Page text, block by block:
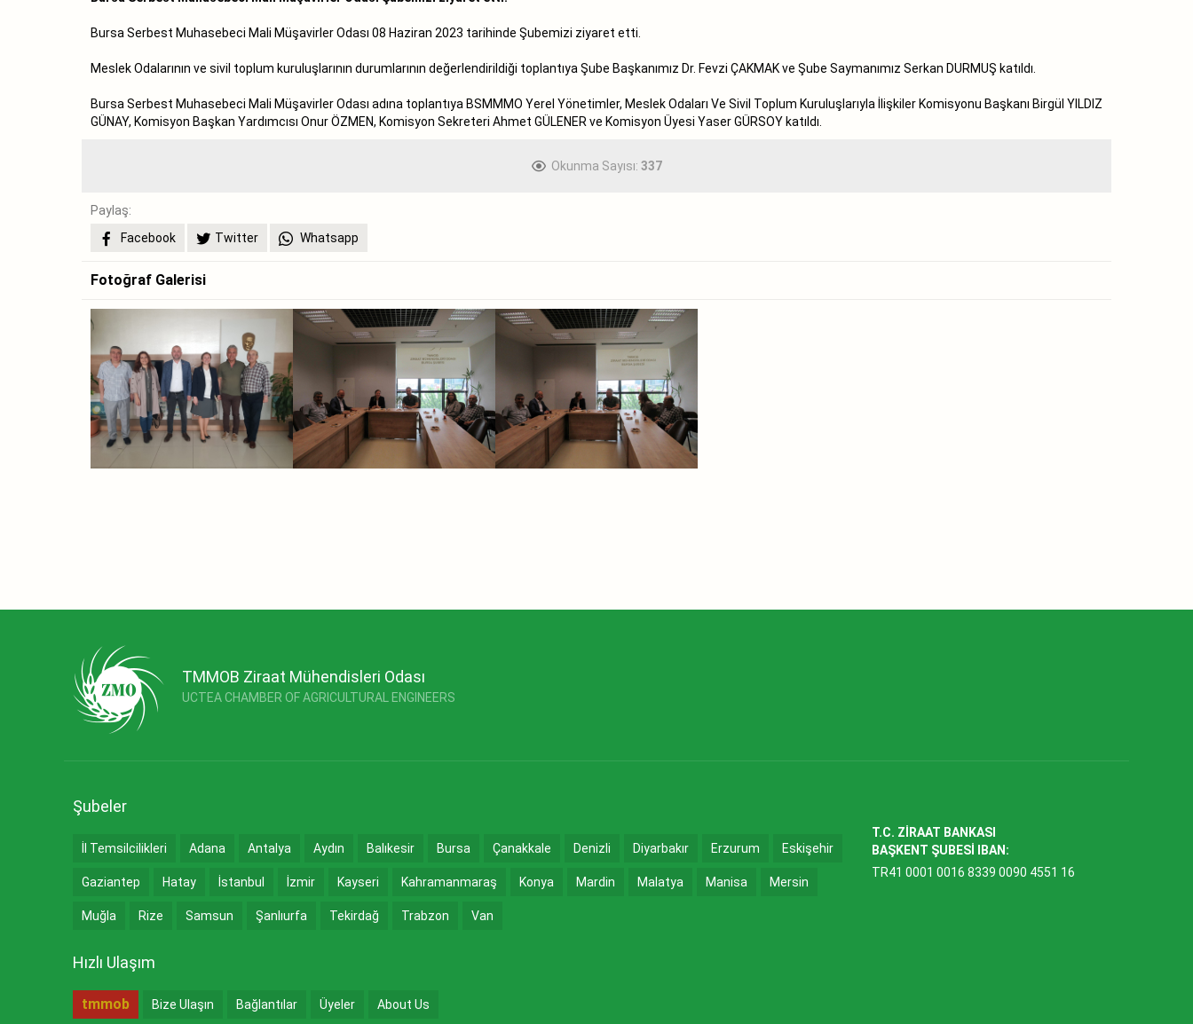
Bursa Serbest Muhasebeci Mali Müşavirler Odası 08 Haziran 2023 tarihinde Şubemizi ziyaret etti.
Meslek Odalarının ve sivil toplum kuruluşlarının durumlarının değerlendirildiği toplantıya Şube Başkanımız Dr. Fevzi ÇAKMAK ve Şube Saymanımız Serkan DURMUŞ katıldı.
Bursa Serbest Muhasebeci Mali Müşavirler Odası adına toplantıya BSMMMO Yerel Yönetimler, Meslek Odaları Ve Sivil Toplum Kuruluşlarıyla İlişkiler Komisyonu Başkanı Birgül YILDIZ
GÜNAY, Komisyon Başkan Yardımcısı Onur ÖZMEN, Komisyon Sekreteri Ahmet GÜLENER ve Komisyon Üyesi Yaser GÜRSOY katıldı.
Okunma Sayısı: 337
Paylaş:
Facebook
Twitter Whatsapp
Fotoğraf Galerisi
TMMOB Ziraat Mühendisleri Odası
UCTEA CHAMBER OF AGRICULTURAL ENGINEERS
Şubeler
İl Temsilcilikleri Adana Antalya Aydın Balıkesir Bursa Çanakkale Denizli Diyarbakır Erzurum Eskişehir
Gaziantep Hatay İstanbul İzmir Kayseri Kahramanmaraş Konya Mardin Malatya Manisa Mersin
Muğla Rize Samsun Şanlıurfa Tekirdağ Trabzon Van
Hızlı Ulaşım
tmmob Bize Ulaşın Bağlantılar Üyeler About Us
T.C. ZİRAAT BANKASI
BAŞKENT ŞUBESİ IBAN:
TR41 0001 0016 8339 0090 4551 16